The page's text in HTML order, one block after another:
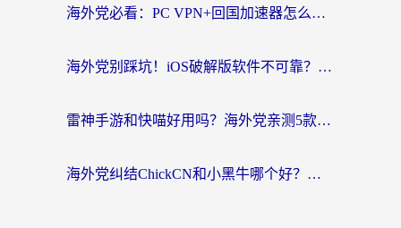
海外党必看：PC VPN+回国加速器怎么选？无缝访问国内资源全攻略
海外党别踩坑！iOS破解版软件不可靠？教你选对回国加速器无缝看国内资源
雷神手游和快喵好用吗？海外党亲测5款回国加速器，附斧牛Bling对比+微信视频号解决办法
海外党纠结ChickCN和小黑牛哪个好？一篇帮你选对回国加速器的实用指南